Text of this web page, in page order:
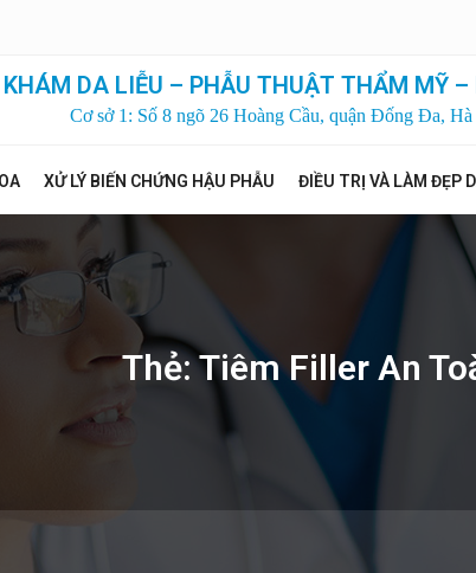
KHÁM DA LIỄU – PHẪU THUẬT THẨM MỸ
Cơ sở 1: Số 8 ngõ 26 Hoàng Cầu, quận Đống Đa,
XỬ LÝ BIẾN CHỨNG HẬU PHẪU ĐIỀU TRỊ VÀ LÀM ĐẸP
Thẻ:Tiêm Filler An